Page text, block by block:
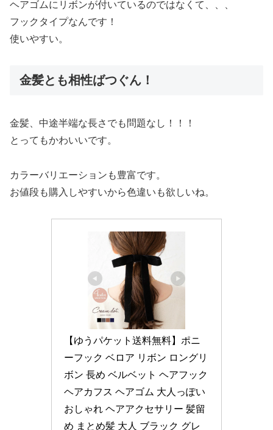
ヘアゴムにリボンが付いているのではなくて、、、
フックタイプなんです！
使いやすい。
金髪とも相性ばつぐん！
金髪、中途半端な長さでも問題なし！！！
とってもかわいいです。
カラーバリエーションも豊富です。
お値段も購入しやすいから色違いも欲しいね。
【ゆうパケット送料無料】ポニ
ーフック ベロア リボン ロングリ
ボン 長め ベルベット ヘアフック
ヘアカフス ヘアゴム 大人っぽい
おしゃれ ヘアアクセサリー 髪留
め まとめ髪 大人 ブラック グレ